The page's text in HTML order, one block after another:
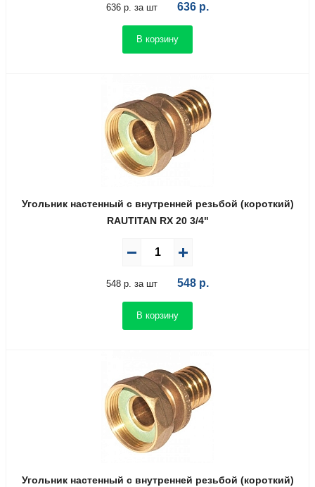
636 р. за шт 636 р.
В корзину
Угольник настенный с внутренней резьбой (короткий)
RAUTITAN RX 20 3/4"
548 р. за шт 548 р.
В корзину
Угольник настенный с внутренней резьбой (короткий)